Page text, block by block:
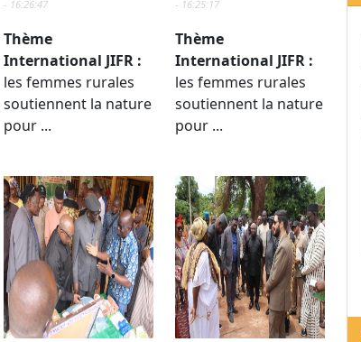
- 16:26:47
Thème
International JIFR :
les femmes rurales
soutiennent la nature
pour ...
- 16:25:17
Thème
International JIFR :
les femmes rurales
soutiennent la nature
pour ...